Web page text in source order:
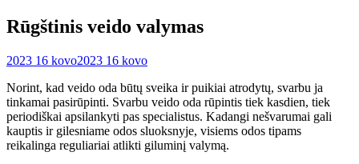
Rūgštinis veido valymas
2023 16 kovo2023 16 kovo
Norint, kad veido oda būtų sveika ir puikiai atrodytų, svarbu ja
tinkamai pasirūpinti. Svarbu veido oda rūpintis tiek kasdien, tiek
periodiškai apsilankyti pas specialistus. Kadangi nešvarumai gali
kauptis ir gilesniame odos sluoksnyje, visiems odos tipams
reikalinga reguliariai atlikti giluminį valymą.